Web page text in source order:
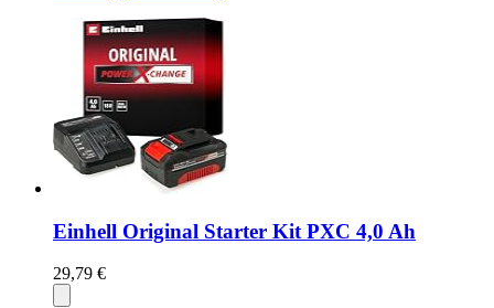
Einhell Original Starter Kit PXC 4,0 Ah
29,79 €